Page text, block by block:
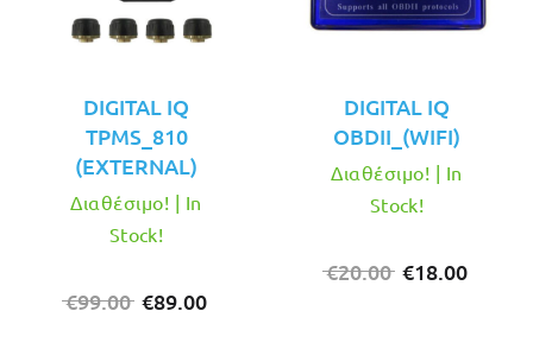
DIGITAL IQ
TPMS_810
(EXTERNAL)
€99.00 Original
€89.00
Διαθέσιμο! | In
Stock!
DIGITAL IQ
OBDII_(WIFI)
€20.00 Original
€18.00
Διαθέσιμο! | In
Stock!